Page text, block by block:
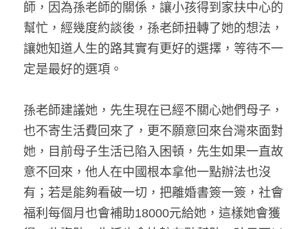
師，因為孫老師的關係，讓小孩得到家扶中心的
幫忙，經幾度約談後，孫老師扭轉了她的想法，
讓她知道人生的路其實有更好的選擇，等待不一
定是最好的選項。
孫老師建議她，先生現在已經不關心她們母子，
也不寄生活費回來了，更不願意回來台灣來面對
她，目前母子生活已陷入困頓，先生如果一直故
意不回來，他人在中國根本拿他一點辦法也沒
有；若是能夠看破一切，把離婚書簽一簽，社會
福利每個月也會補助18000元給她，這樣她會獲